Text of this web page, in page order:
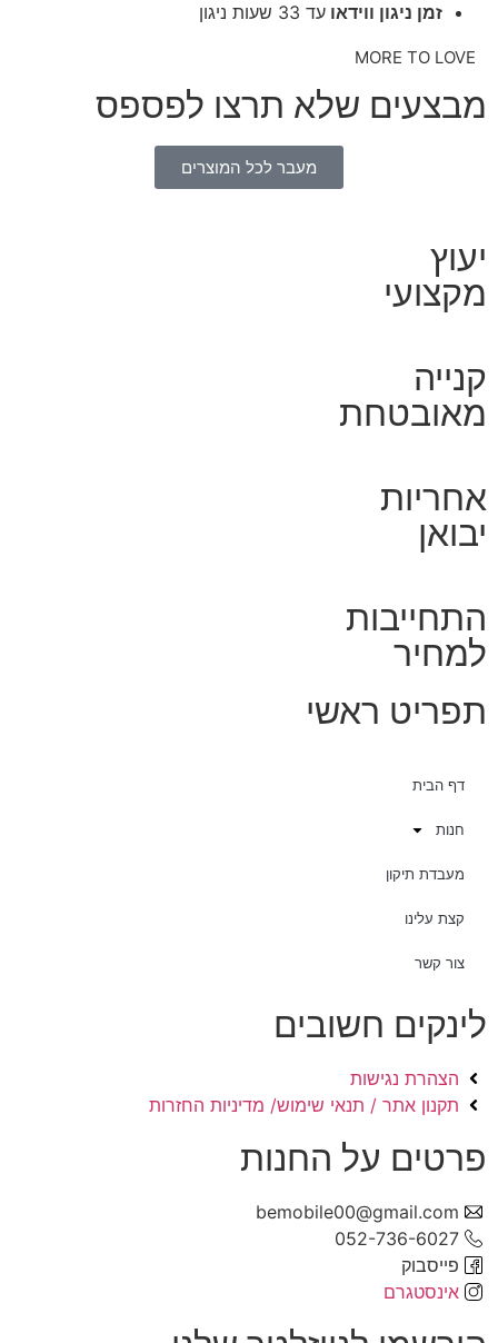
זמן ניגון ווידאו עד 33 שעות ניגון
MORE TO LOVE
מבצעים שלא תרצו לפספס
מעבר לכל המוצרים
יעוץ
מקצועי
קנייה
מאובטחת
אחריות
יבואן
התחייבות
למחיר
תפריט ראשי
דף הבית
חנות
מעבדת תיקון
קצת עלינו
צור קשר
לינקים חשובים
הצהרת נגישות
תקנון אתר / תנאי שימוש/ מדיניות החזרות
פרטים על החנות
bemobile00@gmail.com
052-736-6027
פייסבוק
אינסטגרם